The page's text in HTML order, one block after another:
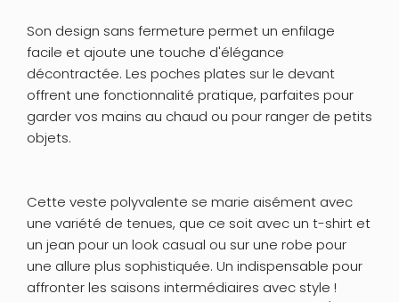
Son design sans fermeture permet un enfilage
facile et ajoute une touche d'élégance
décontractée. Les poches plates sur le devant
offrent une fonctionnalité pratique, parfaites pour
garder vos mains au chaud ou pour ranger de petits
objets.
Cette veste polyvalente se marie aisément avec
une variété de tenues, que ce soit avec un t-shirt et
un jean pour un look casual ou sur une robe pour
une allure plus sophistiquée. Un indispensable pour
affronter les saisons intermédiaires avec style !